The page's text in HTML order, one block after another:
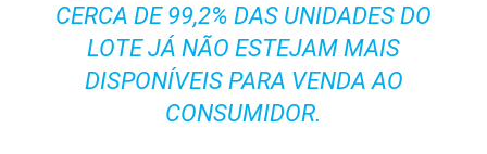
CERCA DE 99,2% DAS UNIDADES DO
LOTE JÁ NÃO ESTEJAM MAIS
DISPONÍVEIS PARA VENDA AO
CONSUMIDOR.